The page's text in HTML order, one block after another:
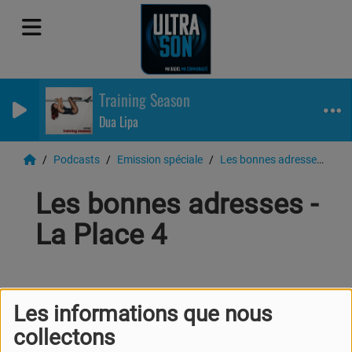
Les informations que nous
collectons
Training Season
Dua Lipa
Podcasts Emission spéciale Les bonnes adresses
Les bonnes adresses -
La Place 4